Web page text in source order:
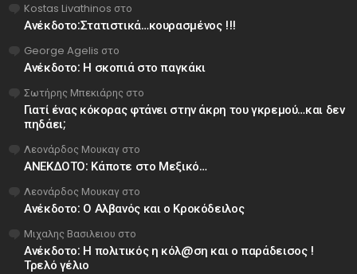
Kostas Livathinos στο
Ανέκδοτο:Στατιστικά…κουρασμένος !!!
George Agelis στο
Ανέκδοτο: Η σκοπιά στο παγκάκι
Σωτήρης Μπεκιάρης στο
Γιατί ένας κόκορας φτάνει στην άκρη του γκρεμού…και δεν
πηδάει;
Λεονάρδος Μουκαγ στο
ΑΝΕΚΔΟΤΟ: Κάποτε στο Μεξικό…
Λεονάρδος Μουκαγ στο
Ανέκδοτο: Ο Αλβανός και ο Κροκόδειλος
Μιχαλης Βασιλειου στο
Ανέκδοτο: Η πολιτικός η κόλ@ση και ο παράδεισος !
Τρελό γέλιο